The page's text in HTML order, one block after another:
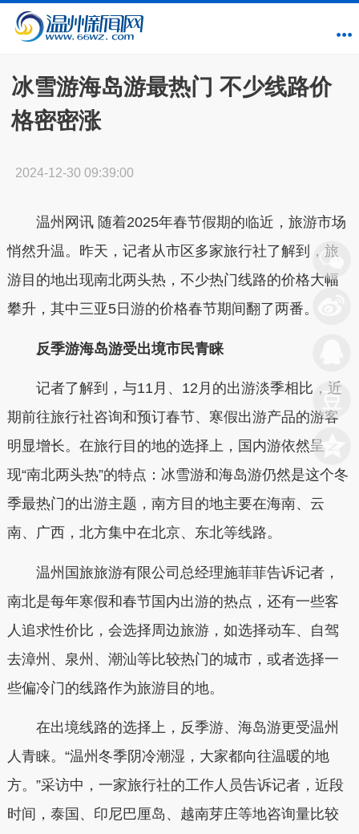
冰雪游海岛游最热门 不少线路价
格密密涨
2024-12-30 09:39:00
温州网讯 随着2025年春节假期的临近，旅游市场
悄然升温。昨天，记者从市区多家旅行社了解到，旅
游目的地出现南北两头热，不少热门线路的价格大幅
攀升，其中三亚5日游的价格春节期间翻了两番。
反季游海岛游受出境市民青睐
记者了解到，与11月、12月的出游淡季相比，近
期前往旅行社咨询和预订春节、寒假出游产品的游客
明显增长。在旅行目的地的选择上，国内游依然呈
现“南北两头热”的特点：冰雪游和海岛游仍然是这个冬
季最热门的出游主题，南方目的地主要在海南、云
南、广西，北方集中在北京、东北等线路。
温州国旅旅游有限公司总经理施菲菲告诉记者，
南北是每年寒假和春节国内出游的热点，还有一些客
人追求性价比，会选择周边旅游，如选择动车、自驾
去漳州、泉州、潮汕等比较热门的城市，或者选择一
些偏冷门的线路作为旅游目的地。
在出境线路的选择上，反季游、海岛游更受温州
人青睐。“温州冬季阴冷潮湿，大家都向往温暖的地
方。”采访中，一家旅行社的工作人员告诉记者，近段
时间，泰国、印尼巴厘岛、越南芽庄等地咨询量比较